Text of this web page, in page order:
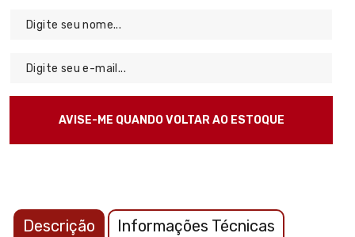
Descrição Informações Técnicas